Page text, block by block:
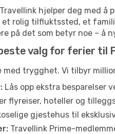
hjelper deg med
rolig tilfluktssted, et
på det som betyr noe – å
valg for ferier til
trygghet. Vi tilbyr
Lås opp ekstra besparelser
flyreiser, hoteller og
gjestehus til
Travellink Prime-